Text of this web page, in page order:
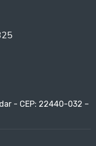
- CEP: 22440-032 –